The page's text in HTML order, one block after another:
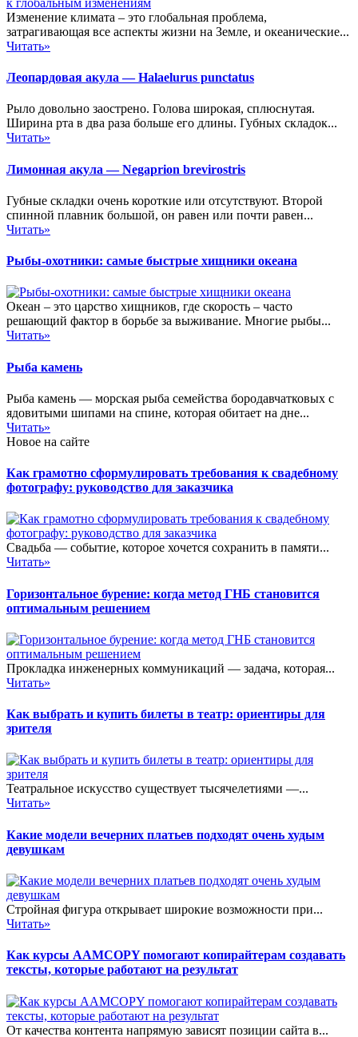
Изменение климата – это глобальная проблема,
затрагивающая все аспекты жизни на Земле, и океанические...
Читать»
Леопардовая акула — Halaelurus punctatus
Рыло довольно заострено. Голова широкая, сплюснутая.
Ширина рта в два раза больше его длины. Губных складок...
Читать»
Лимонная акула — Negaprion brevirostris
Губные складки очень короткие или отсутствуют. Второй
спинной плавник большой, он равен или почти равен...
Читать»
Рыбы-охотники: самые быстрые хищники океана
Океан – это царство хищников, где скорость – часто
решающий фактор в борьбе за выживание. Многие рыбы...
Читать»
Рыба камень
Рыба камень — морская рыба семейства бородавчатковых с
ядовитыми шипами на спине, которая обитает на дне...
Читать»
Новое на сайте
Как грамотно сформулировать требования к свадебному
фотографу: руководство для заказчика
Свадьба — событие, которое хочется сохранить в памяти...
Читать»
Горизонтальное бурение: когда метод ГНБ становится
оптимальным решением
Прокладка инженерных коммуникаций — задача, которая...
Читать»
Как выбрать и купить билеты в театр: ориентиры для
зрителя
Театральное искусство существует тысячелетиями —...
Читать»
Какие модели вечерних платьев подходят очень худым
девушкам
Стройная фигура открывает широкие возможности при...
Читать»
Как курсы AAMCOPY помогают копирайтерам создавать
тексты, которые работают на результат
От качества контента напрямую зависят позиции сайта в...